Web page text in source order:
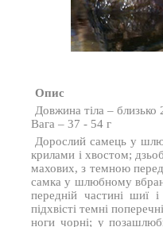
Опис
Довжина тіла – близько
Вага – 37 - 54 г
Дорослий самець у
крилами і хвостом;
махових, з темною
самка у шлюбному
передній частині шиї
підхвісті темні
ноги чорні; у